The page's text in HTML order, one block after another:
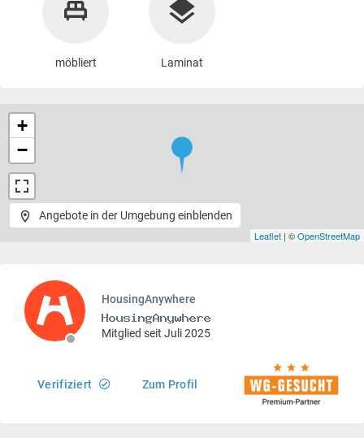
möbliert Laminat
+
−
Leaflet | ©OpenStreetMap
Angebote in der Umgebung einblenden
HousingAnywhere
Mitglied seit Juli 2025
Verifiziert Zum Profil